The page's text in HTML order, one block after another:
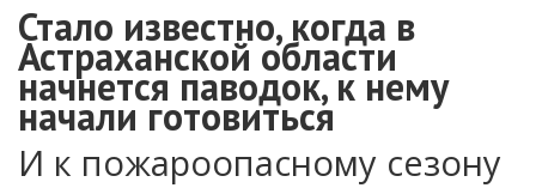
Стало известно, когда в
Астраханской области
начнется паводок, к нему
начали готовиться
И к пожароопасному сезону